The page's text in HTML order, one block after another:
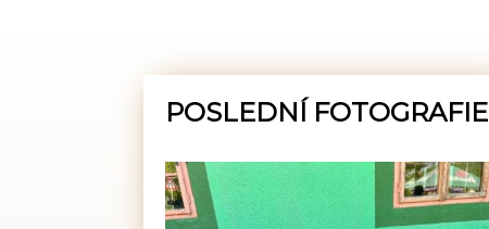
POSLEDNÍ FOTOGRAFIE